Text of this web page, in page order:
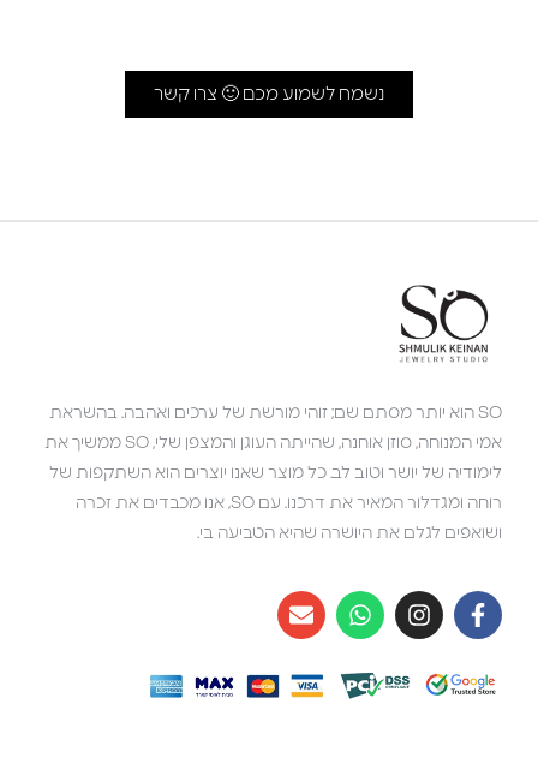
נשמח לשמוע מכם 🙂 צרו קשר
SO הוא יותר מסתם שם; זוהי מורשת של ערכים ואהבה. בהשראת
אמי המנוחה, סוזן אוחנה, שהייתה העוגן והמצפן שלי, SO ממשיך את
לימודיה של יושר וטוב לב. כל מוצר שאנו יוצרים הוא השתקפות של
רוחה ומגדלור המאיר את דרכנו. עם SO, אנו מכבדים את זכרה
ושואפים לגלם את היושרה שהיא הטביעה בי.